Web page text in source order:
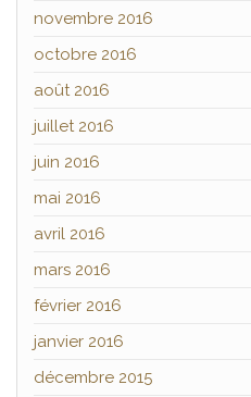
novembre 2016
octobre 2016
août 2016
juillet 2016
juin 2016
mai 2016
avril 2016
mars 2016
février 2016
janvier 2016
décembre 2015